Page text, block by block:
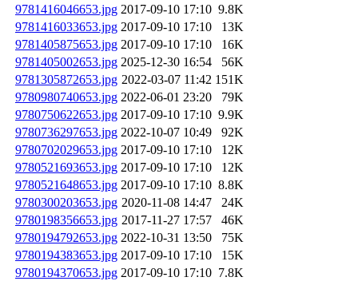
9781416046653.jpg 2017-09-10 17:10 9.8K
9781416033653.jpg 2017-09-10 17:10
13K
9781405875653.jpg 2017-09-10 17:10
16K
9781405002653.jpg 2025-12-30 16:54
56K
9781305872653.jpg 2022-03-07 11:42 151K
9780980740653.jpg 2022-06-01 23:20
79K
9780750622653.jpg 2017-09-10 17:10 9.9K
9780736297653.jpg 2022-10-07 10:49
92K
9780702029653.jpg 2017-09-10 17:10
12K
9780521693653.jpg 2017-09-10 17:10
12K
9780521648653.jpg 2017-09-10 17:10 8.8K
9780300203653.jpg 2020-11-08 14:47
24K
9780198356653.jpg 2017-11-27 17:57
46K
9780194792653.jpg 2022-10-31 13:50
75K
9780194383653.jpg 2017-09-10 17:10
15K
9780194370653.jpg 2017-09-10 17:10 7.8K